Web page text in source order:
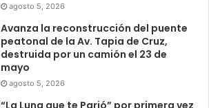
agosto 5, 2026
Avanza la reconstrucción del puente
peatonal de la Av. Tapia de Cruz,
destruida por un camión el 23 de
mayo
agosto 5, 2026
“La Luna que te Parió” por primera vez